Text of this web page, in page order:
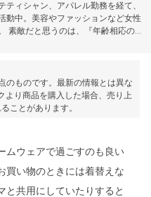
ィシャン、アパレル勤務を経て、
動中。美容やファッションなど女性
素敵だと思うのは、『年齢相応の美
のものです。最新の情報とは異な
より商品を購入した場合、売り上
ことがあります。
ムウェアで過ごすのも良い
買い物のときには着替えな
と共用にしていたりすると